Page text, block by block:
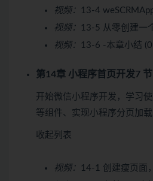
视频：
13-4
视频：
13-5 从零创建一
视频：
13-6 -本章小结
第14章 小程序首页开发7
开始微信小程序开发，学习
等组件、实现小程序分页加
收起列表
视频：
14-1 创建瘦页面